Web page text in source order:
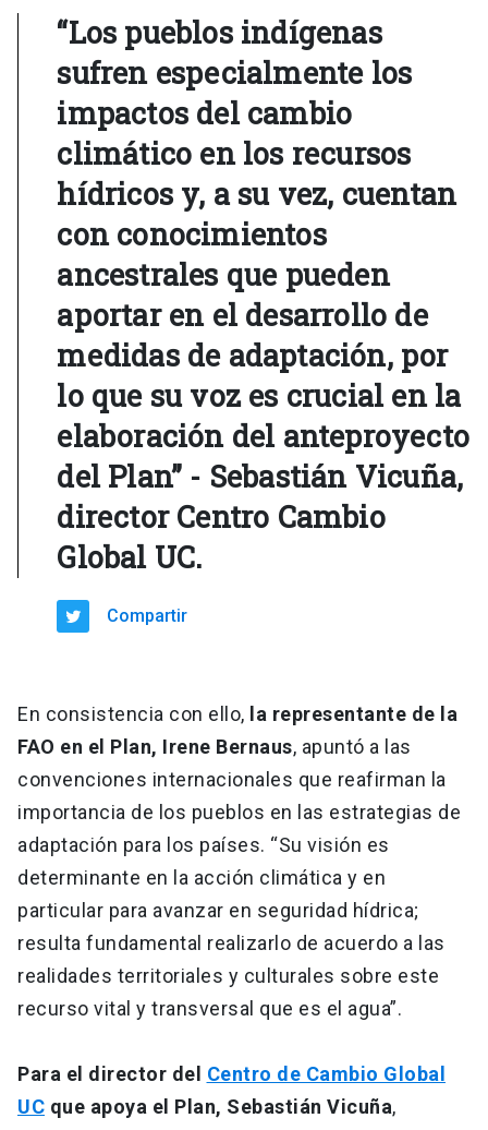
“Los pueblos indígenas
sufren especialmente los
impactos del cambio
climático en los recursos
hídricos y, a su vez, cuentan
con conocimientos
ancestrales que pueden
aportar en el desarrollo de
medidas de adaptación, por
lo que su voz es crucial en la
elaboración del anteproyecto
del Plan” - Sebastián Vicuña,
director Centro Cambio
Global UC.
Compartir
En consistencia con ello, la representante de la
FAO en el Plan, Irene Bernaus, apuntó a las
convenciones internacionales que reafirman la
importancia de los pueblos en las estrategias de
adaptación para los países. “Su visión es
determinante en la acción climática y en
particular para avanzar en seguridad hídrica;
resulta fundamental realizarlo de acuerdo a las
realidades territoriales y culturales sobre este
recurso vital y transversal que es el agua”.
Para el director del Centro de Cambio Global
UC que apoya el Plan, Sebastián Vicuña,